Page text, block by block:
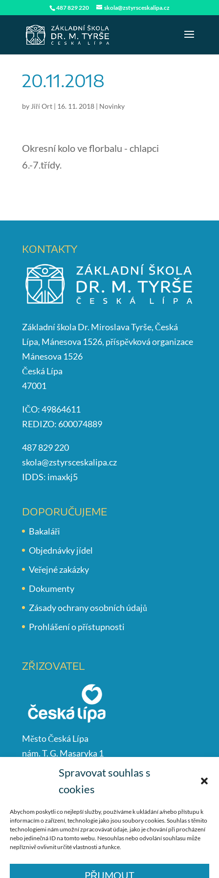
Spravovat souhlas s
cookies
Abychom poskytli co nejlepší služby, používáme k ukládání a/nebo přístupu k
informacím o zařízení, technologie jako jsou soubory cookies. Souhlas s těmito
technologiemi nám umožní zpracovávat údaje, jako je chování při procházení
nebo jedinečná ID na tomto webu. Nesouhlas nebo odvolání souhlasu může
nepříznivě ovlivnit určité vlastnosti a funkce.
PŘIJMOUT
487 829 220 skola@zstyrsceskalipa.cz
20.11.2018
by Jiří Ort| 16. 11. 2018| Novinky
Okresní kolo ve florbalu - chlapci
6.-7.třídy.
KONTAKTY
Základní škola Dr. Miroslava Tyrše, Česká
Lípa, Mánesova 1526, příspěvková organizace
Mánesova 1526
Česká Lípa
47001
IČO: 49864611
REDIZO: 600074889
487 829 220
skola@zstyrsceskalipa.cz
IDDS: imaxkj5
DOPORUČUJEME
Bakaláři
Objednávky jídel
Veřejné zakázky
Dokumenty
Zásady ochrany osobních údajů
Prohlášení o přístupnosti
ZŘIZOVATEL
Město Česká Lípa
nám. T. G. Masaryka 1
Česká Lípa
487 881 111
podatelna@mucl.cz